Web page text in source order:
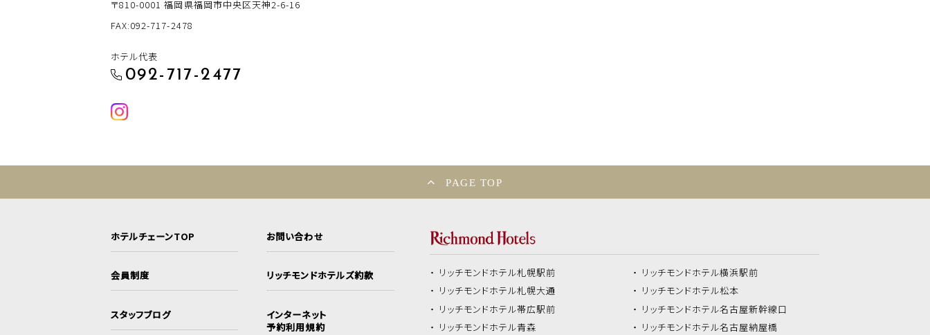
〒810-0001福岡県福岡市中央区天神2-6-16
FAX:092-717-2478
ホテル代表
092-717-2477
PAGE TOP
ホテルチェーンTOP
会員制度
スタッフブログ
お問い合わせ
リッチモンドホテルズ約款
インターネット
予約利用規約
リッチモンドホテル札幌駅前
リッチモンドホテル札幌大通
リッチモンドホテル帯広駅前
リッチモンドホテル青森
リッチモンドホテル横浜駅前
リッチモンドホテル松本
リッチモンドホテル名古屋新幹線口
リッチモンドホテル名古屋納屋橋